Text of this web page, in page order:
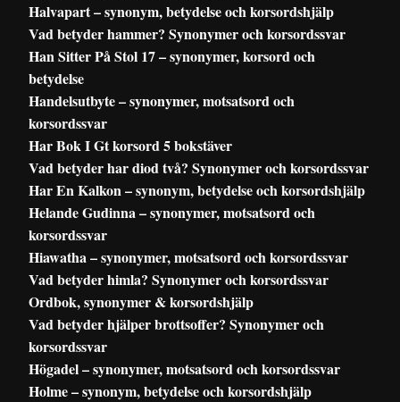
Halvapart – synonym, betydelse och korsordshjälp
Vad betyder hammer? Synonymer och korsordssvar
Han Sitter På Stol 17 – synonymer, korsord och
betydelse
Handelsutbyte – synonymer, motsatsord och
korsordssvar
Har Bok I Gt korsord 5 bokstäver
Vad betyder har diod två? Synonymer och korsordssvar
Har En Kalkon – synonym, betydelse och korsordshjälp
Helande Gudinna – synonymer, motsatsord och
korsordssvar
Hiawatha – synonymer, motsatsord och korsordssvar
Vad betyder himla? Synonymer och korsordssvar
Ordbok, synonymer & korsordshjälp
Vad betyder hjälper brottsoffer? Synonymer och
korsordssvar
Högadel – synonymer, motsatsord och korsordssvar
Holme – synonym, betydelse och korsordshjälp